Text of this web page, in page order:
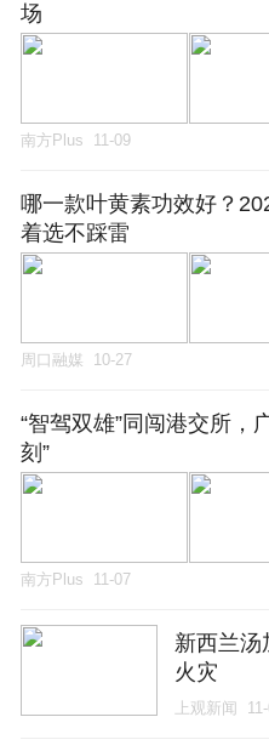
场
南方Plus 11-09
哪一款叶黄素功效好？
着选不踩雷
周口融媒 10-27
“智驾双雄”同闯港交所，
刻”
南方Plus 11-07
新西兰汤
火灾
上观新闻